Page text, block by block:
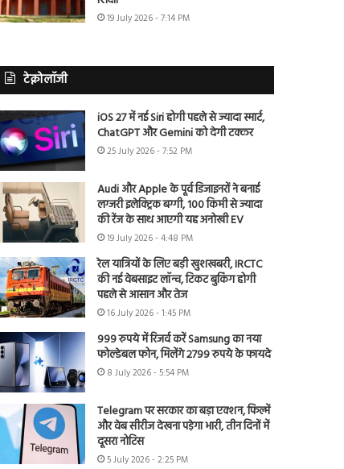
19 July 2026 - 7:14 PM
टेक्नोलॉजी
iOS 27 में नई Siri होगी पहले से ज्यादा स्मार्ट,
ChatGPT और Gemini को देगी टक्कर
25 July 2026 - 7:52 PM
Audi और Apple के पूर्व डिजाइनरों ने बनाई
लग्जरी इलेक्ट्रिक बग्गी, 100 किमी से ज्यादा
की रेंज के साथ आएगी यह अनोखी EV
19 July 2026 - 4:48 PM
रेल यात्रियों के लिए बड़ी खुशखबरी, IRCTC
की नई वेबसाइट लॉन्च, टिकट बुकिंग होगी
पहले से आसान और तेज
16 July 2026 - 1:45 PM
999 रुपये में रिजर्व करें Samsung का नया
फोल्डेबल फोन, मिलेंगे 2799 रुपये के फायदे
8 July 2026 - 5:54 PM
Telegram पर सरकार का बड़ा एक्शन, फिल्में
और वेब सीरीज देखना पड़ेगा भारी, तीन दिनों में
दूसरा नोटिस
5 July 2026 - 2:25 PM